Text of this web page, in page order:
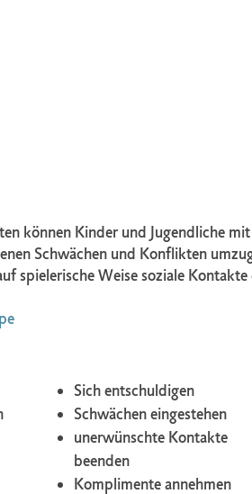
können Kinder und Jugendliche
Schwächen und Konflikten
spielerische Weise soziale
Sich entschuldigen
Schwächen eingestehen
unerwünschte Kontakte
beenden
Komplimente annehmen